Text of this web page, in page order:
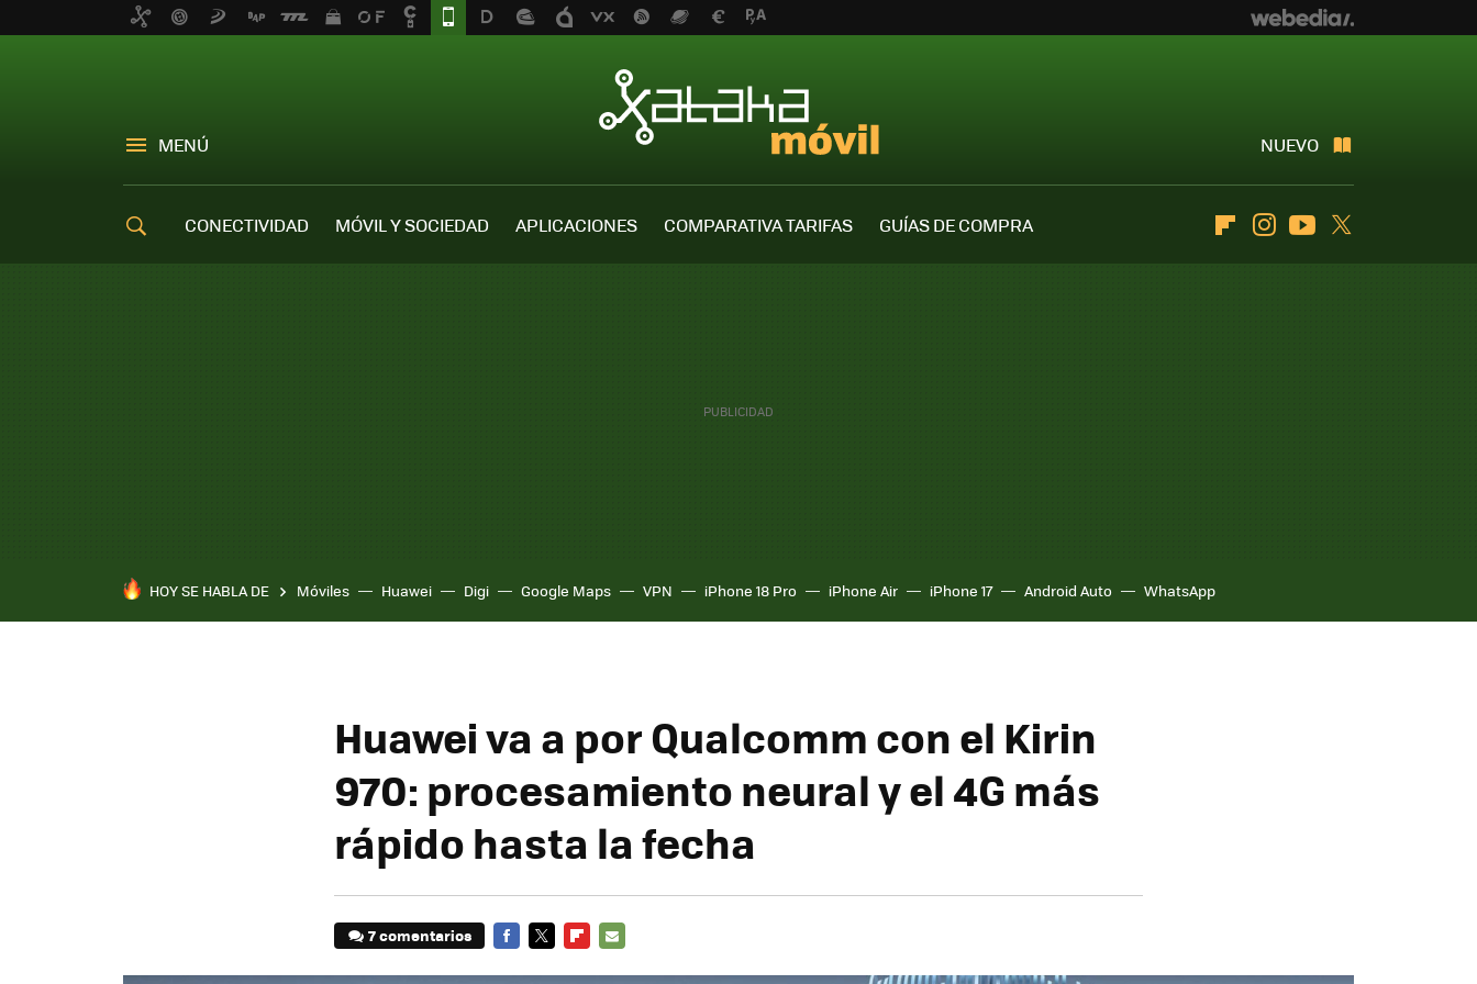
MENÚ NUEVO
CONECTIVIDAD MÓVIL Y SOCIEDAD APLICACIONES COMPARATIVA TARIFAS
GUÍAS DE COMPRA
FlipboardInstagramYoutube
HOY SE HABLA DE Móviles Huawei Digi Google Maps VPN iPhone 18 Pro iPhone Air iPhone 17 Android Auto WhatsApp
Huawei va a por Qualcomm con el Kirin
970: procesamiento neural y el 4G más
rápido hasta la fecha
7 comentarios